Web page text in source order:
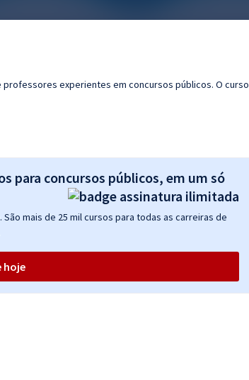
experientes em concursos públicos. O curso
para concursos públicos, em um só
mais de 25 mil cursos para todas as carreiras de
hoje